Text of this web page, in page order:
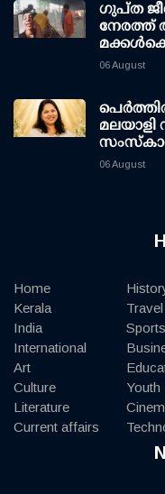
ഗുപ്ത
നേരത്ത്
06 August
06 August
Home
Kerala
India
International
Art
Culture
Literature
Current affairs
Travel
Sports
Youth